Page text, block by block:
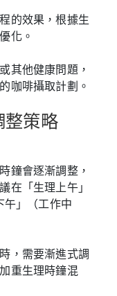
的效果，根據生
化。
其他健康問題，
咖啡攝取計劃。
整策略
鐘會逐漸調整，
在「生理上午」
午」（工作中
，需要漸進式調
重生理時鐘混